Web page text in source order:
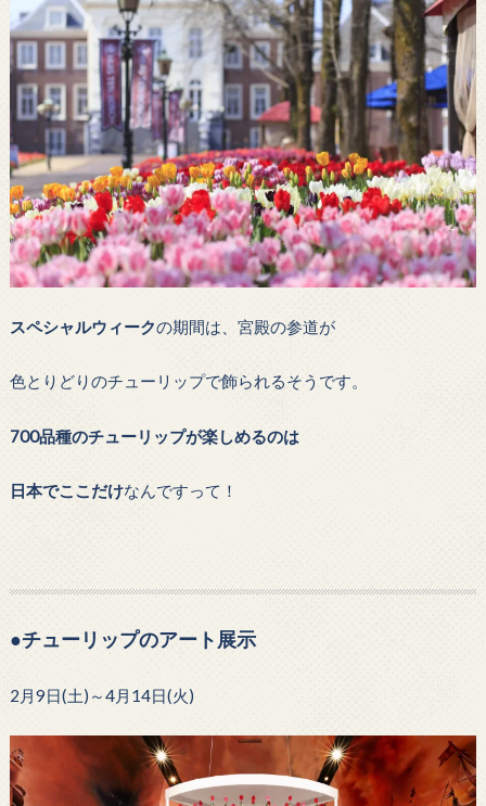
スペシャルウィークの期間は、宮殿の参道が
色とりどりのチューリップで飾られるそうです。
700品種のチューリップが楽しめるのは
日本でここだけなんですって！
●チューリップのアート展示
2月9日(土)～4月14日(火)